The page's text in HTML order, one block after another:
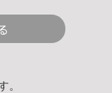
。